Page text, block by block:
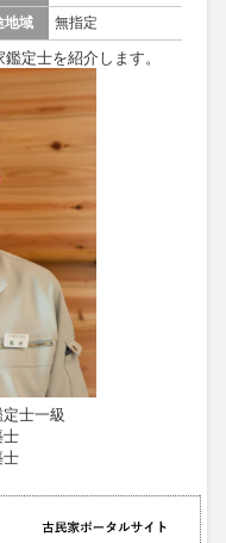
地域 無指定
定士を紹介します。
士一級